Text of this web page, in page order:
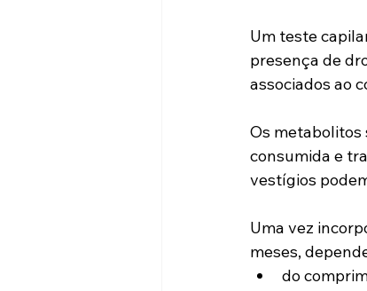
Um teste
presença de
associados ao
Os metabolitos
consumida e
vestígios
Uma vez
meses,
do